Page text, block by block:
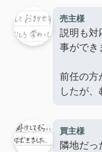
売主様
説明も対
事ができ
前任の方
したが
買主様
隣地だっ